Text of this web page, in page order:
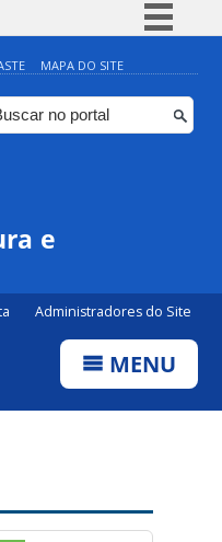
Simplifique!
Comunica BR
Participe
MAPA DO SITE
e
Administradores do Site
MENU